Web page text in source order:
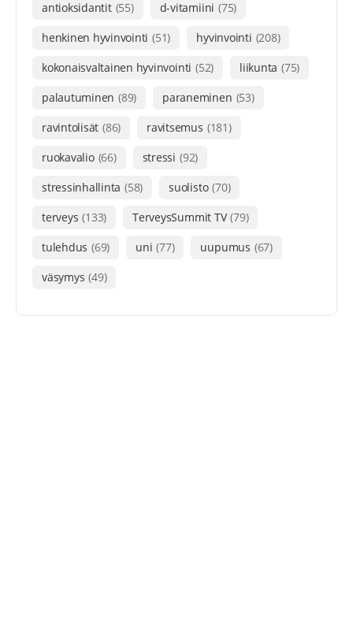
antioksidantit (55) d-vitamiini (75)
henkinen hyvinvointi (51) hyvinvointi (208)
kokonaisvaltainen hyvinvointi (52) liikunta (75)
palautuminen (89) paraneminen (53)
ravintolisät (86) ravitsemus (181)
ruokavalio (66) stressi (92)
stressinhallinta (58) suolisto (70)
terveys (133) TerveysSummit TV (79)
tulehdus (69) uni (77) uupumus (67)
väsymys (49)